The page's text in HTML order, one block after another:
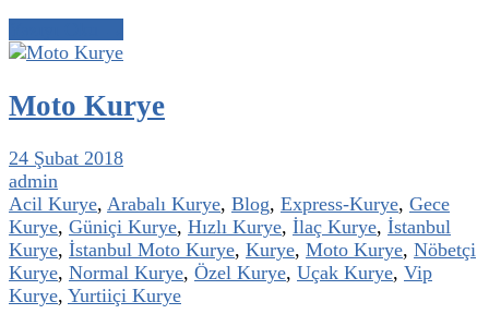
Moto Kurye
24 Şubat 2018
admin
Acil Kurye, Arabalı Kurye, Blog, Express-Kurye, Gece
Kurye, Güniçi Kurye, Hızlı Kurye, İlaç Kurye, İstanbul
Kurye, İstanbul Moto Kurye, Kurye, Moto Kurye, Nöbetçi
Kurye, Normal Kurye, Özel Kurye, Uçak Kurye, Vip
Kurye, Yurtiiçi Kurye